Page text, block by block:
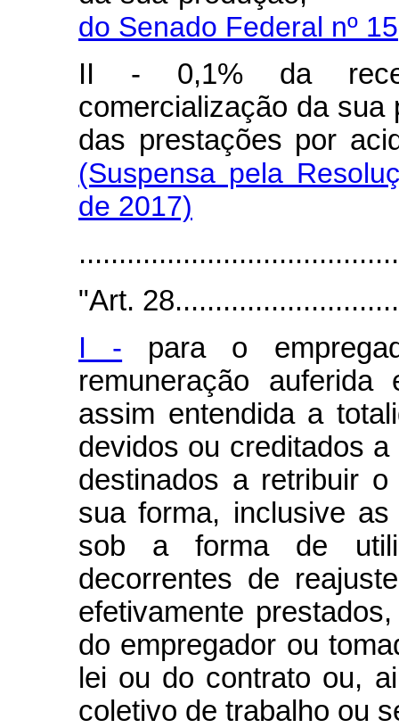
do Senado Federal nº
II - 0,1% da
comercialização da sua
das prestações
(Suspensa pela
de 2017)
"Art.
I - para o
remuneração
assim entendida a
devidos ou creditados
destinados a retribuir
sua forma, inclusive
sob a forma de
decorrentes de
efetivamente
do empregador ou
lei ou do contrato ou,
coletivo de trabalho ou